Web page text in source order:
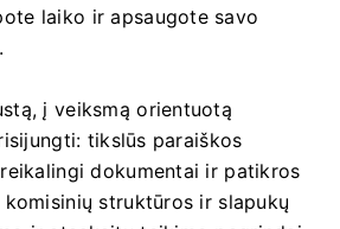
laiko ir apsaugote savo
į veiksmą orientuotą
tikslūs paraiškos
dokumentai ir patikros
struktūros ir slapukų